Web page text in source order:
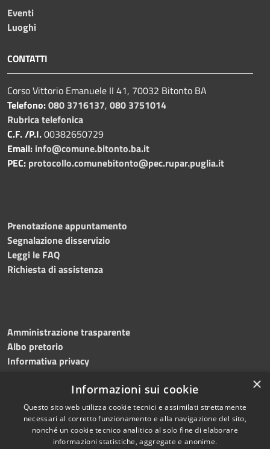
Eventi
Luoghi
CONTATTI
Corso Vittorio Emanuele II 41, 70032 Bitonto BA
Telefono:080 3716137, 080 3751014
Rubrica telefonica
C.F. /P.I.00382650729
Email: info@comune.bitonto.ba.it
PEC: protocollo.comunebitonto@pec.rupar.puglia.it
Prenotazione appuntamento
Segnalazione disservizio
Leggi le FAQ
Richiesta di assistenza
Amministrazione trasparente
Albo pretorio
Informativa privacy
Dichiarazione di accessibilità Meccanismo di feedback ×
Informazioni sui cookie
Questo sito web utilizza cookie tecnici e assimilati strettamente
necessari al corretto funzionamento e alla navigazione del sito,
nonché un cookie tecnico analitico al solo fine di elaborare
informazioni statistiche, aggregate e anonime.